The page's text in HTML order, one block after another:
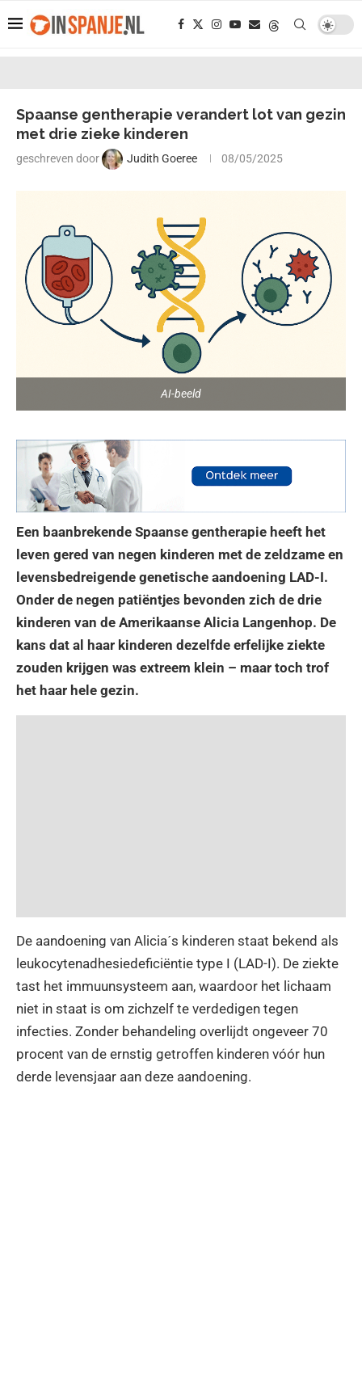
Spaanse gentherapie verandert lot van gezin
met drie zieke kinderen
geschreven door Judith Goeree 08/05/2025
AI-beeld
Een baanbrekende Spaanse gentherapie heeft het
leven gered van negen kinderen met de zeldzame en
levensbedreigende genetische aandoening LAD-I.
Onder de negen patiëntjes bevonden zich de drie
kinderen van de Amerikaanse Alicia Langenhop. De
kans dat al haar kinderen dezelfde erfelijke ziekte
zouden krijgen was extreem klein – maar toch trof
het haar hele gezin.
De aandoening van Alicia´s kinderen staat bekend als
leukocytenadhesiedeficiëntie type I (LAD-I). De ziekte
tast het immuunsysteem aan, waardoor het lichaam
niet in staat is om zichzelf te verdedigen tegen
infecties. Zonder behandeling overlijdt ongeveer 70
procent van de ernstig getroffen kinderen vóór hun
derde levensjaar aan deze aandoening.